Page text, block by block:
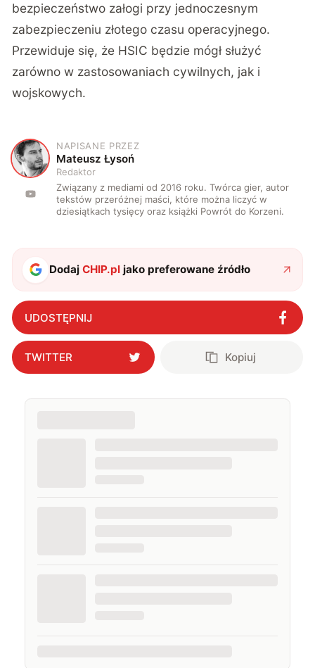
bezpieczeństwo załogi przy jednoczesnym
zabezpieczeniu złotego czasu operacyjnego.
Przewiduje się, że HSIC będzie mógł służyć
zarówno w zastosowaniach cywilnych, jak i
wojskowych.
M
NAPISANE PRZEZ
Mateusz Łysoń
Redaktor
Związany z mediami od 2016 roku. Twórca gier, autor
tekstów przeróżnej maści, które można liczyć w
dziesiątkach tysięcy oraz książki Powrót do Korzeni.
DodajCHIP.pl jako preferowane źródło
UDOSTĘPNIJ
TWITTER Kopiuj